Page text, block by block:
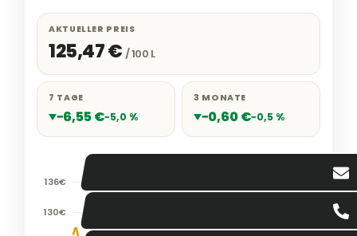
AKTUELLER PREIS
125,47 € / 100 L
7 TAGE
−6,55 €−5,0 %
3 MONATE
−0,60 €−0,5 %
130€
136€